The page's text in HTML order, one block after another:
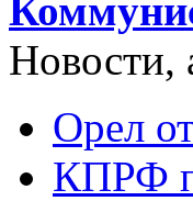
Новости,
Орел
КПРФ